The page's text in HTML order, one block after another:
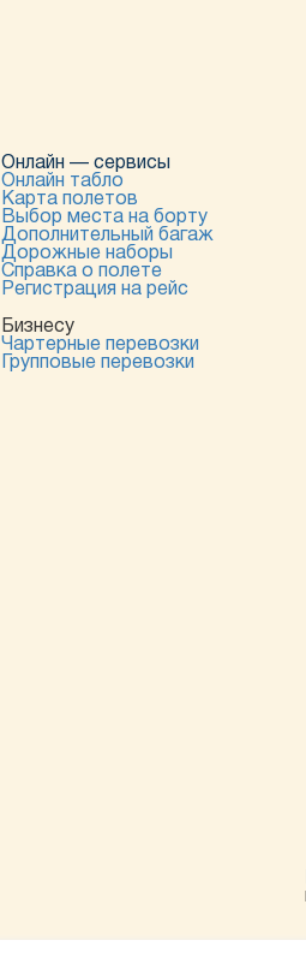
Онлайн — сервисы
Онлайн табло
Карта полетов
Выбор места на борту
Дополнительный багаж
Дорожные наборы
Справка о полете
Регистрация на рейс
Бизнесу
Чартерные перевозки
Групповые перевозки